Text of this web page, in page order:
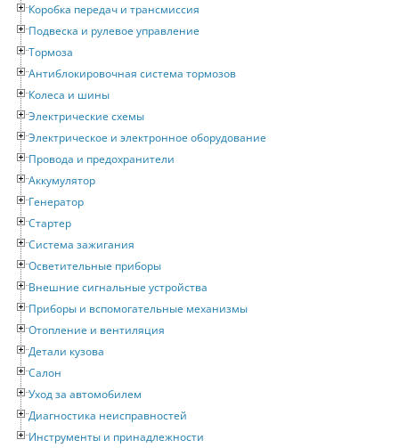
Коробка передач и трансмиссия
Подвеска и рулевое управление
Тормоза
Антиблокировочная система тормозов
Колеса и шины
Электрические схемы
Электрическое и электронное оборудование
Провода и предохранители
Аккумулятор
Генератор
Стартер
Система зажигания
Осветительные приборы
Внешние сигнальные устройства
Приборы и вспомогательные механизмы
Отопление и вентиляция
Детали кузова
Салон
Уход за автомобилем
Диагностика неисправностей
Инструменты и принадлежности